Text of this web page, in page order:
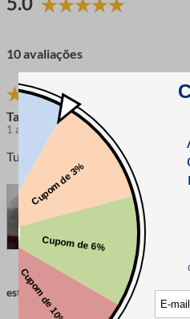
10 avaliações
Tatiana
1 ano atrás comprador verificado
Tudo certo .
esta avaliação foi útil?